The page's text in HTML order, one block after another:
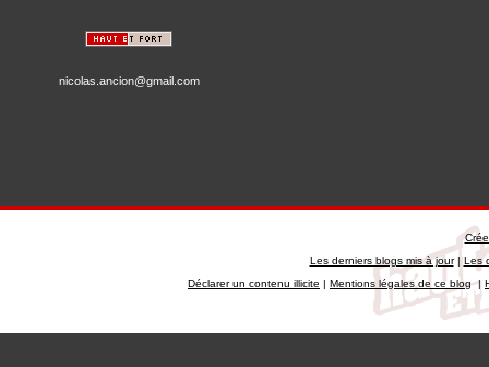
nicolas.ancion@gmail.com
Les derniers blogs mis à jour|Les
Déclarer un contenu illicite | Mentions légales de ce blog|